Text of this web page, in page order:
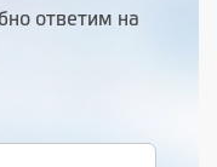
ответим на